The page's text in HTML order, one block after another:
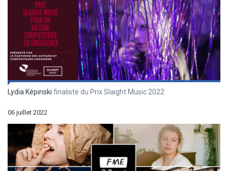
Lydia Képinski finaliste du Prix Slaight Music 2022
06 juillet 2022